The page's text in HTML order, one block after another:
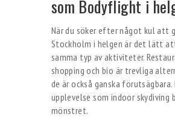
som Bodyflight i
När du söker efter något kul att
Stockholm i helgen är det lätt
samma typ av aktiviteter.
shopping och bio är trevliga
de är också ganska förutsägbara.
upplevelse som indoor skydiving
mönstret.